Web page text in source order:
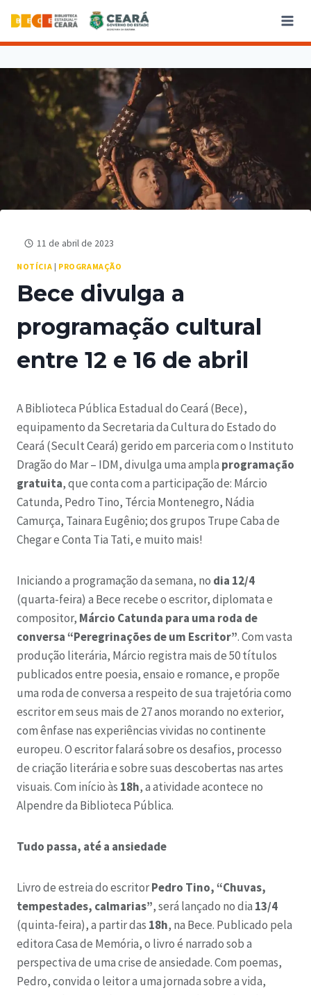
11 de abril de 2023
NOTÍCIA | PROGRAMAÇÃO
Bece divulga a
programação cultural
entre 12 e 16 de abril
A Biblioteca Pública Estadual do Ceará (Bece),
equipamento da Secretaria da Cultura do Estado do
Ceará (Secult Ceará) gerido em parceria com o Instituto
Dragão do Mar – IDM, divulga uma ampla programação
gratuita, que conta com a participação de: Márcio
Catunda, Pedro Tino, Tércia Montenegro, Nádia
Camurça, Tainara Eugênio; dos grupos Trupe Caba de
Chegar e Conta Tia Tati, e muito mais!
Iniciando a programação da semana, no dia 12/4
(quarta-feira) a Bece recebe o escritor, diplomata e
compositor, Márcio Catunda para uma roda de
conversa “Peregrinações de um Escritor”. Com vasta
produção literária, Márcio registra mais de 50 títulos
publicados entre poesia, ensaio e romance, e propõe
uma roda de conversa a respeito de sua trajetória como
escritor em seus mais de 27 anos morando no exterior,
com ênfase nas experiências vividas no continente
europeu. O escritor falará sobre os desafios, processo
de criação literária e sobre suas descobertas nas artes
visuais. Com início às 18h, a atividade acontece no
Alpendre da Biblioteca Pública.
Tudo passa, até a ansiedade
Livro de estreia do escritorPedro Tino, “Chuvas,
tempestades, calmarias”, será lançado no dia 13/4
(quinta-feira), a partir das 18h, na Bece. Publicado pela
editora Casa de Memória, o livro é narrado sob a
perspectiva de uma crise de ansiedade. Com poemas,
Pedro, convida o leitor a uma jornada sobre a vida,